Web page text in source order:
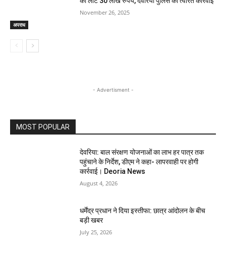
अपराध
November 26, 2025
- Advertisment -
MOST POPULAR
देवरिया: बाल संरक्षण योजनाओं का लाभ हर पात्र तक
पहुंचाने के निर्देश, डीएम ने कहा- लापरवाही पर होगी
कार्रवाई। Deoria News
August 4, 2026
धर्मेंद्र प्रधान ने दिया इस्तीफा: छात्र आंदोलन के बीच
बड़ी खबर
July 25, 2026